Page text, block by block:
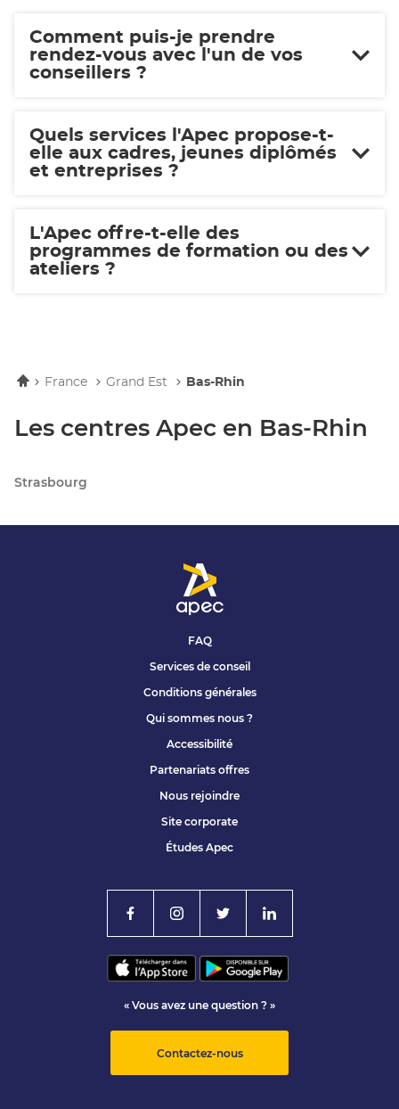
Comment puis-je prendre
rendez-vous avec l'un de vos
conseillers ?
Quels services l'Apec propose-t-
elle aux cadres, jeunes diplômés
et entreprises ?
L'Apec offre-t-elle des
programmes de formation ou des
ateliers ?
AccueilFrance Grand Est Bas-Rhin
Les centres Apec en Bas-Rhin
Strasbourg
FAQ
Services de conseil
Conditions générales
Qui sommes nous ?
Accessibilité
Partenariats offres
Nous rejoindre
Site corporate
Études Apec
« Vous avez une question ? »
Contactez-nous